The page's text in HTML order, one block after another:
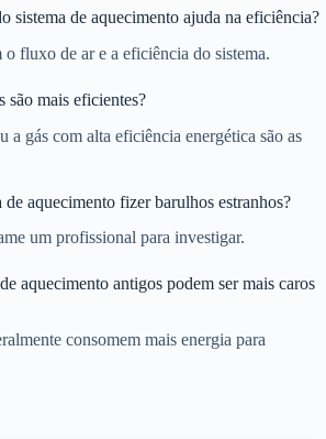
sistema de aquecimento ajuda na eficiência?
fluxo de ar e a eficiência do sistema.
são mais eficientes?
a gás com alta eficiência energética são as
de aquecimento fizer barulhos estranhos?
um profissional para investigar.
aquecimento antigos podem ser mais caros
consomem mais energia para